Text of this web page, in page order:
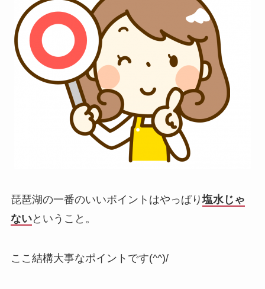
琵琶湖の一番のいいポイントはやっぱり 塩水じゃ
ないということ。
ここ結構大事なポイントです(^^)/